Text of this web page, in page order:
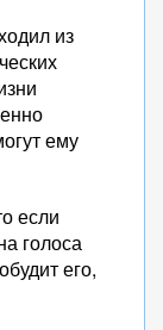
из
ему
если
голоса
его,